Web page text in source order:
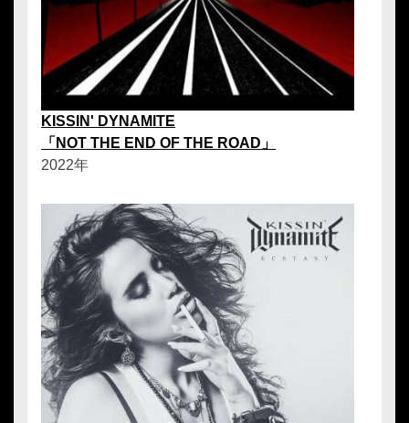
KISSIN' DYNAMITE
「NOT THE END OF THE ROAD」
2022年